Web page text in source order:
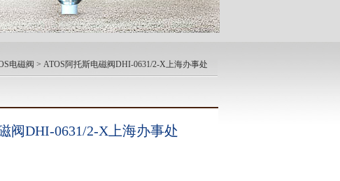
电磁阀 > ATOS阿托斯电磁阀DHI-0631/2-X上海办事处
阀DHI-0631/2-X上海办事处